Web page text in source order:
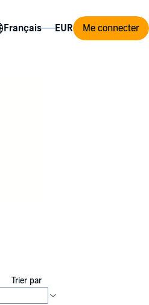
Me connecter
Trier par